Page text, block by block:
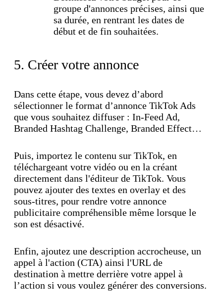
groupe d'annonces précises, ainsi que
sa durée, en rentrant les dates de
début et de fin souhaitées.
5. Créer votre annonce
Dans cette étape, vous devez d’abord
sélectionner le format d’annonce TikTok Ads
que vous souhaitez diffuser : In-Feed Ad,
Branded Hashtag Challenge, Branded Effect…
Puis, importez le contenu sur TikTok, en
téléchargeant votre vidéo ou en la créant
directement dans l'éditeur de TikTok. Vous
pouvez ajouter des textes en overlay et des
sous-titres, pour rendre votre annonce
publicitaire compréhensible même lorsque le
son est désactivé.
Enfin, ajoutez une description accrocheuse, un
appel à l'action (CTA) ainsi l'URL de
destination à mettre derrière votre appel à
l’action si vous voulez générer des conversions.